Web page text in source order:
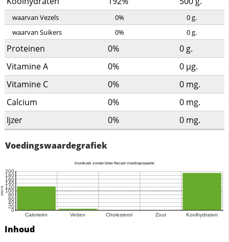
waarvan Vezels 0% 0g.
waarvan Suikers
0% 0g.
Proteinen 0% 0g.
Vitamine A
0% 0 µg.
Vitamine C
0% 0 mg.
Calcium
0% 0 mg.
Ijzer
0% 0 mg.
Voedingswaardegrafiek
Inhoud